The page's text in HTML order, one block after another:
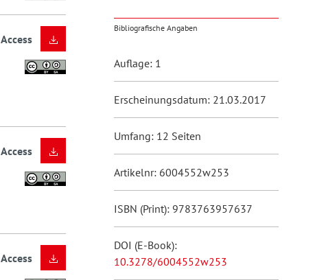
Bibliografische Angaben
Auflage: 1
Erscheinungsdatum: 21.03.2017
Umfang: 12 Seiten
Artikelnr: 6004552w253
ISBN (Print): 9783763957637
DOI (E-Book):
10.3278/6004552w253